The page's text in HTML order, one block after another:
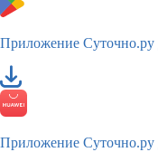
Приложение Суточно.ру
Приложение Суточно.ру